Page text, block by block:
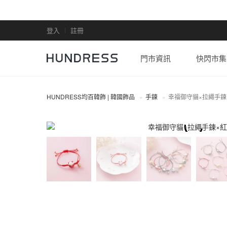
登入 註冊
門市資訊 快閃市集
HUNDRESS均百韓飾 | 韓國飾品 手鍊 幸福御守貓×拉繩手